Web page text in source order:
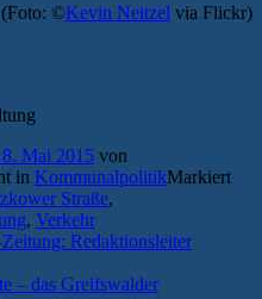
(Foto: ©Kevin Neitzel via Flickr)
Mai 2015 von
in KommunalpolitikMarkiert
Straße,
, Verkehr
Redaktionsleiter
– das Greifswalder